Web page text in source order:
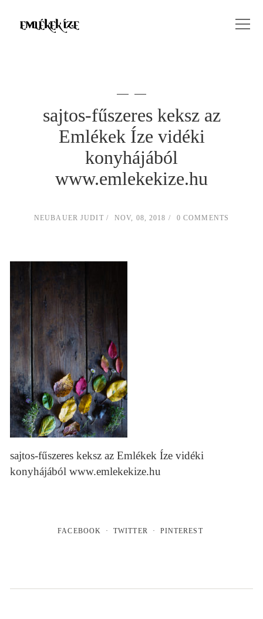
sajtos-fűszeres keksz az
Emlékek Íze vidéki
konyhájából
www.emlekekize.hu
NEUBAUER JUDIT NOV, 08, 2018 0 COMMENTS
sajtos-fűszeres keksz az Emlékek Íze vidéki
konyhájából www.emlekekize.hu
FACEBOOK TWITTER PINTEREST